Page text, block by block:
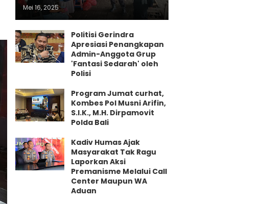
Mei 16, 2025
Politisi Gerindra
Apresiasi Penangkapan
Admin-Anggota Grup
'Fantasi Sedarah' oleh
Polisi
Program Jumat curhat,
Kombes Pol Musni Arifin,
S.I.K., M.H. Dirpamovit
Polda Bali
Kadiv Humas Ajak
Masyarakat Tak Ragu
Laporkan Aksi
Premanisme Melalui Call
Center Maupun WA
Aduan